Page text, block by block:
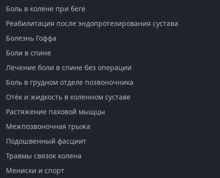
Боль в колене при беге
Реабилитация после эндопротезирования сустава
Болезнь Гоффа
Боли в спине
Лечение боли в спине без операции
Боль в грудном отделе позвоночника
Отёк и жидкость в коленном суставе
Растяжение паховой мыщцы
Межпозвоночная грыжа
Подошвенный фасциит
Травмы связок колена
Мениски и спорт